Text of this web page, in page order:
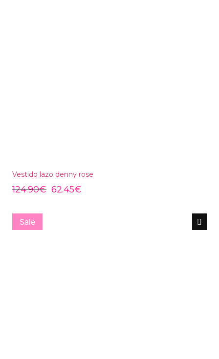
Vestido lazo denny rose
124.90€ 62.45€
Sale